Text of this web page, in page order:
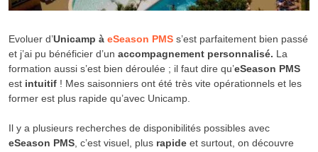
Evoluer d’Unicamp à eSeason PMS s’est parfaitement bien passé
et j’ai pu bénéficier d’un accompagnement personnalisé. La
formation aussi s’est bien déroulée ; il faut dire qu’eSeason PMS
est intuitif ! Mes saisonniers ont été très vite opérationnels et les
former est plus rapide qu’avec Unicamp.
Il y a plusieurs recherches de disponibilités possibles avec
eSeason PMS, c’est visuel, plus rapide et surtout, on découvre